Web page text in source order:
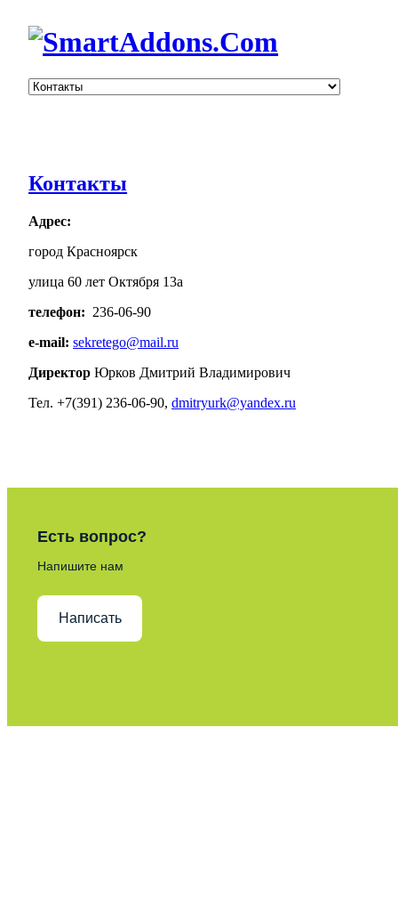
Контакты
Адрес:
город Красноярск
улица 60 лет Октября 13а
телефон: 236-06-90
e-mail: sekretego@mail.ru
Директор Юрков Дмитрий Владимирович
Тел. +7(391) 236-06-90,dmitryurk@yandex.ru
Есть вопрос?
Напишите нам
Написать